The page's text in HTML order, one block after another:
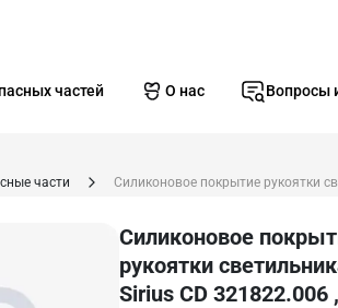
частей О нас Вопросы
части
Силиконовое
рукоятки
Sirius CD 321822.006 ,